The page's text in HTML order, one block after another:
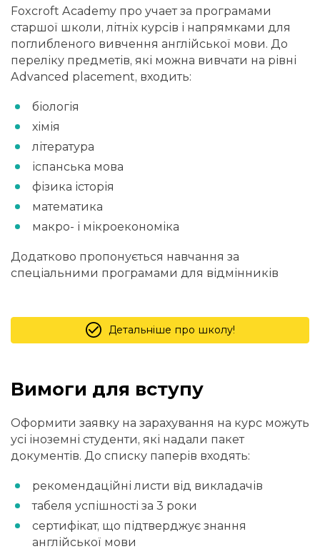
Foxcroft Academy про учает за програмами
старшої школи, літніх курсів і напрямками для
поглибленого вивчення англійської мови. До
переліку предметів, які можна вивчати на рівні
Advanced placement, входить:
біологія
хімія
література
іспанська мова
фізика історія
математика
макро- і мікроекономіка
Додатково пропонується навчання за
спеціальними програмами для відмінників
Детальніше про школу!
Вимоги для вступу
Оформити заявку на зарахування на курс можуть
усі іноземні студенти, які надали пакет
документів. До списку паперів входять:
рекомендаційні листи від викладачів
табеля успішності за 3 роки
сертифікат, що підтверджує знання
англійської мови